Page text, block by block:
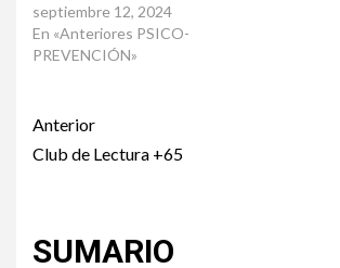
septiembre 12, 2024
En «Anteriores PSICO-
PREVENCIÓN»
Post
navigation
Anterior
Club de Lectura +65
SUMARIO